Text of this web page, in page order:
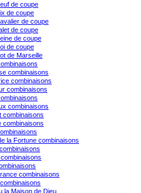
de coupe
de coupe
de coupe
de coupe
de coupe
de coupe
de Marseille
combinaisons
combinaisons
combinaisons
combinaisons
combinaisons
combinaisons
la Fortune combinaisons
combinaisons
la Maison de Dieu